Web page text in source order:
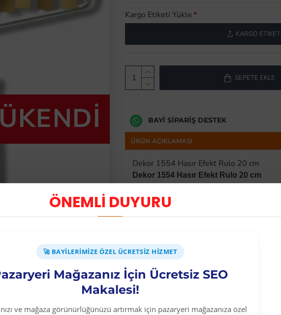
ÖNEMLİ DUYURU
🚀 BAYILERIMIZE ÖZEL ÜCRETSIZ HIZMET
Mağazanız İçin Ücretsiz SEO
Makalesi!
ve mağaza görünürlüğünüzü artırmak için pazaryeri mağazanıza özel
Kargo Etiketi Yükle
KARGO
SEPETE EKLE
BAYI SIPARIŞ DESTEK
ÜRÜN AÇIKLAMASI
Dekor 1554 Hasır Efekt Rulo 20 cm
Dekor 1554 Hasır Efekt Rulo 20 cm